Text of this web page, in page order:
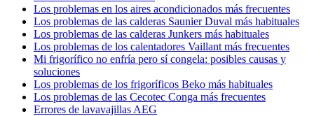
Los problemas en los aires acondicionados más frecuentes
Los problemas de las calderas Saunier Duval más habituales
Los problemas de las calderas Junkers más habituales
Los problemas de los calentadores Vaillant más frecuentes
Mi frigorífico no enfría pero sí congela: posibles causas y
soluciones
Los problemas de los frigoríficos Beko más habituales
Los problemas de las Cecotec Conga más frecuentes
Errores de lavavajillas AEG